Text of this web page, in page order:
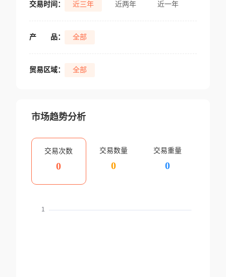
交易时间： 近三年 近两年 近一年
产 品： 全部
贸易区域： 全部
市场趋势分析
交易次数
0
交易数量
0
交易重量
0